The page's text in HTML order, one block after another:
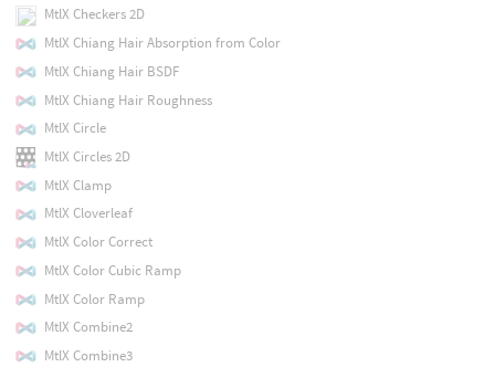
MtlX Checkers 2D
MtlX Chiang Hair Absorption from Color
MtlX Chiang Hair BSDF
MtlX Chiang Hair Roughness
MtlX Circle
MtlX Circles 2D
MtlX Clamp
MtlX Cloverleaf
MtlX Color Correct
MtlX Color Cubic Ramp
MtlX Color Ramp
MtlX Combine2
MtlX Combine3